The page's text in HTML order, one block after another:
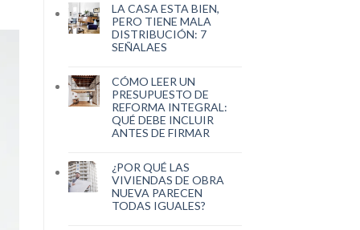
LA CASA ESTA BIEN,
PERO TIENE MALA
DISTRIBUCIÓN: 7
SEÑALAES
CÓMO LEER UN
PRESUPUESTO DE
REFORMA INTEGRAL:
QUÉ DEBE INCLUIR
ANTES DE FIRMAR
¿POR QUÉ LAS
VIVIENDAS DE OBRA
NUEVA PARECEN
TODAS IGUALES?